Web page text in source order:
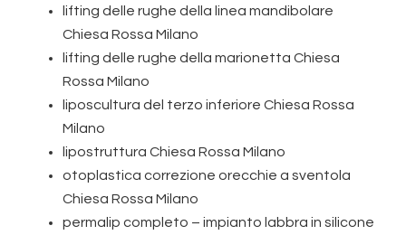
lifting delle rughe della linea mandibolare
Chiesa Rossa Milano
lifting delle rughe della marionetta Chiesa
Rossa Milano
liposcultura del terzo inferiore Chiesa Rossa
Milano
lipostruttura Chiesa Rossa Milano
otoplastica correzione orecchie a sventola
Chiesa Rossa Milano
permalip completo – impianto labbra in silicone